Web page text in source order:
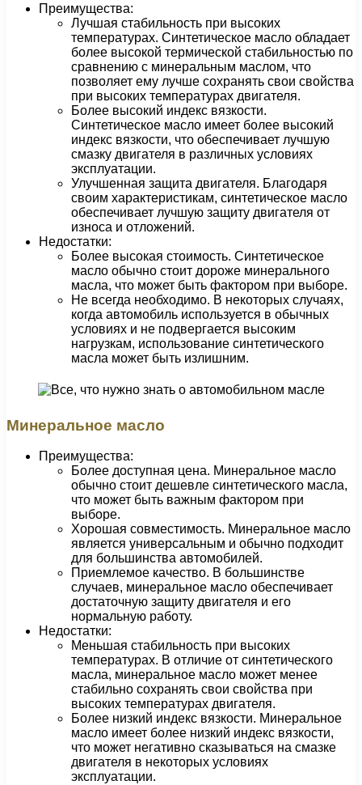
Преимущества:
Лучшая стабильность при высоких
температурах. Синтетическое масло обладает
более высокой термической стабильностью по
сравнению с минеральным маслом, что
позволяет ему лучше сохранять свои свойства
при высоких температурах двигателя.
Более высокий индекс вязкости.
Синтетическое масло имеет более высокий
индекс вязкости, что обеспечивает лучшую
смазку двигателя в различных условиях
эксплуатации.
Улучшенная защита двигателя. Благодаря
своим характеристикам, синтетическое масло
обеспечивает лучшую защиту двигателя от
износа и отложений.
Недостатки:
Более высокая стоимость. Синтетическое
масло обычно стоит дороже минерального
масла, что может быть фактором при выборе.
Не всегда необходимо. В некоторых случаях,
когда автомобиль используется в обычных
условиях и не подвергается высоким
нагрузкам, использование синтетического
масла может быть излишним.
Минеральное масло
Преимущества:
Более доступная цена. Минеральное масло
обычно стоит дешевле синтетического масла,
что может быть важным фактором при
выборе.
Хорошая совместимость. Минеральное масло
является универсальным и обычно подходит
для большинства автомобилей.
Приемлемое качество. В большинстве
случаев, минеральное масло обеспечивает
достаточную защиту двигателя и его
нормальную работу.
Недостатки:
Меньшая стабильность при высоких
температурах. В отличие от синтетического
масла, минеральное масло может менее
стабильно сохранять свои свойства при
высоких температурах двигателя.
Более низкий индекс вязкости. Минеральное
масло имеет более низкий индекс вязкости,
что может негативно сказываться на смазке
двигателя в некоторых условиях
эксплуатации.